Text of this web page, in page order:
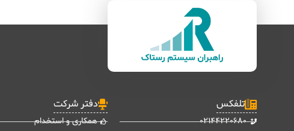
تلفکس
02144220680
دفتر شرکت
همکاری و استخدام